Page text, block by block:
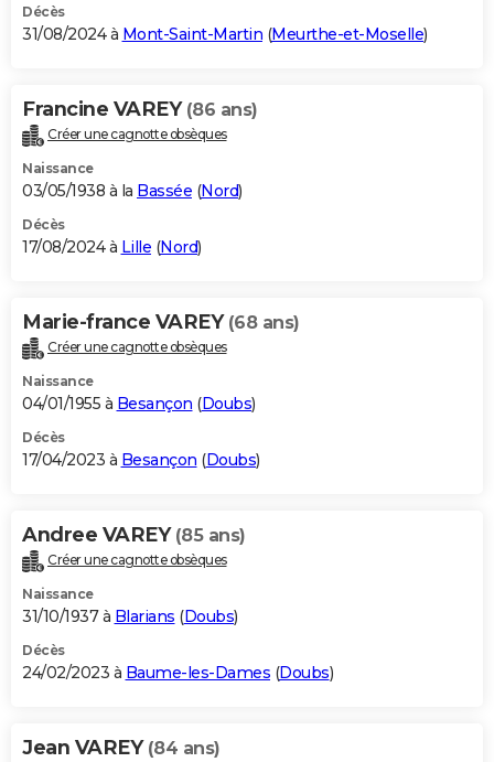
Décès
31/08/2024 à Mont-Saint-Martin (Meurthe-et-Moselle)
Francine VAREY (86 ans)
Créer une cagnotte obsèques
Naissance
03/05/1938 à la Bassée (Nord)
Décès
17/08/2024 à Lille (Nord)
Marie-france VAREY (68 ans)
Créer une cagnotte obsèques
Naissance
04/01/1955 à Besançon (Doubs)
Décès
17/04/2023 à Besançon (Doubs)
Andree VAREY (85 ans)
Créer une cagnotte obsèques
Naissance
31/10/1937 à Blarians (Doubs)
Décès
24/02/2023 à Baume-les-Dames (Doubs)
Jean VAREY (84 ans)